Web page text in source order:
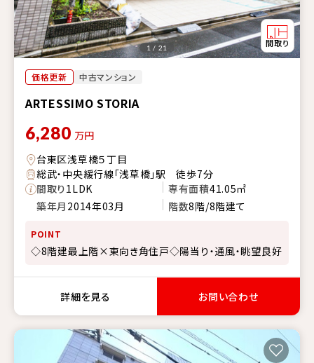
価格更新 中古マンション
ARTESSIMO STORIA
1 / 21
6,280 万円
台東区浅草橋５丁目
総武・中央緩行線「浅草橋」駅 徒歩7分
間取り1LDK 専有面積41.05㎡
築年月 2014年03月 階数8階/8階建て
POINT
◇8階建最上階×東向き角住戸◇陽当り・通風・眺望良好
詳細を見る お問い合わせ